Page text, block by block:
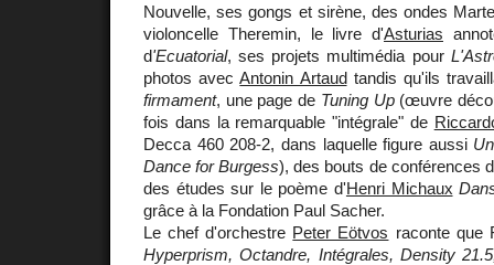
Nouvelle, ses gongs et sirène, des ondes
violoncelle Theremin, le livre d'Asturias
d'Ecuatorial, ses projets multimédia pour
photos avecAntonin Artaudtandis qu'ils
firmament, une page de Tuning Up(œuvre
fois dans la remarquable "intégrale" de
Decca 460 208-2, dans laquelle figure aussi
Dance for Burgess), des bouts de conférences
des études sur le poème d'Henri Michaux
grâce à la Fondation Paul Sacher.
Le chef d'orchestre Peter Eötvos raconte que
Hyperprism, Octandre, Intégrales, Density